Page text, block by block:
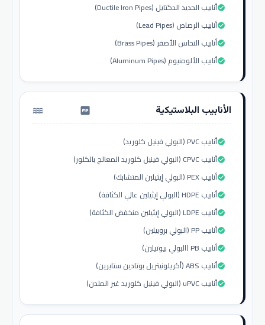
أنابيب الحديد الدكتايل (Ductile Iron Pipes)check_circle
أنابيب الرصاص (Lead Pipes)check_circle
أنابيب النحاس الأصفر (Brass Pipes)check_circle
أنابيب الألومنيوم (Aluminum Pipes)check_circle
الأنابيب البلاستيكية water_pump
أنابيب PVC (البولي فينيل كلوريد)check_circle
أنابيب CPVC (البولي فينيل كلوريد المعالج بالكلور)check_circle
أنابيب PEX (البولي إيثيلين المتشابك)check_circle
أنابيب HDPE (البولي إيثيلين عالي الكثافة)check_circle
أنابيب LDPE (البولي إيثيلين منخفض الكثافة)check_circle
أنابيب PP (البولي بروبيلين)check_circle
أنابيب PB (البولي بيوتيلين)check_circle
أنابيب ABS (أكريلونيتريل بوتادين ستايرين)check_circle
أنابيب uPVC (البولي فينيل كلوريد غير الملدن)check_circle